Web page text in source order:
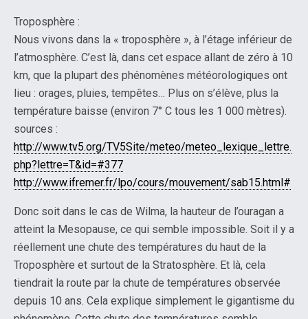
Troposphère :
Nous vivons dans la « troposphère », à l’étage inférieur de
l’atmosphère. C’est là, dans cet espace allant de zéro à 10
km, que la plupart des phénomènes météorologiques ont
lieu : orages, pluies, tempêtes… Plus on s’élève, plus la
température baisse (environ 7° C tous les 1 000 mètres).
sources :
http://www.tv5.org/TV5Site/meteo/meteo_lexique_lettre.
php?lettre=T&id=#377
http://www.ifremer.fr/lpo/cours/mouvement/sab15.html#
Donc soit dans le cas de Wilma, la hauteur de l’ouragan a
atteint la Mesopause, ce qui semble impossible. Soit il y a
réellement une chute des températures du haut de la
Troposphère et surtout de la Stratosphère. Et là, cela
tiendrait la route par la chute de températures observée
depuis 10 ans. Cela explique simplement le gigantisme du